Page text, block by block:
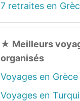
7 retraites en
★ Meilleurs
organisés
Voyages en Grèce
Voyages en